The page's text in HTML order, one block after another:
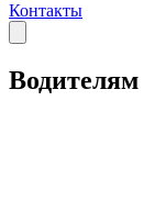
Контакты
Водителям